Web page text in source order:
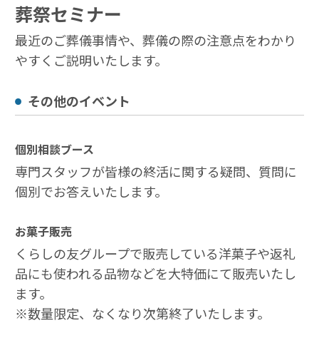
葬祭セミナー
最近のご葬儀事情や、葬儀の際の注意点をわかり
やすくご説明いたします。
その他のイベント
個別相談ブース
専門スタッフが皆様の終活に関する疑問、質問に
個別でお答えいたします。
お菓子販売
くらしの友グループで販売している洋菓子や返礼
品にも使われる品物などを大特価にて販売いたし
ます。
※数量限定、なくなり次第終了いたします。